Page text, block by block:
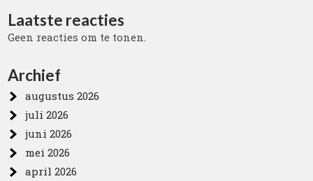
Laatste reacties
Geen reacties om te tonen.
Archief
augustus 2026
juli 2026
juni 2026
mei 2026
april 2026